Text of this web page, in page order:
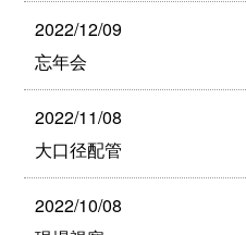
2022/12/09
忘年会
2022/11/08
大口径配管
2022/10/08